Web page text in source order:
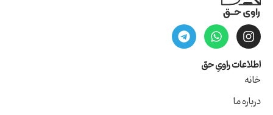
اطلاعات راویِ حق
خانه
درباره ما